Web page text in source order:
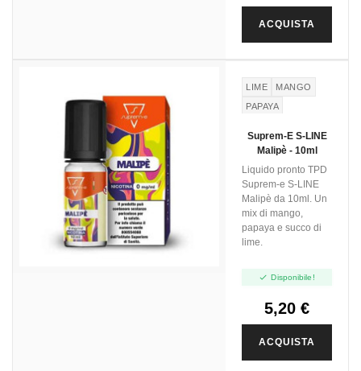
ACQUISTA
LIME
MANGO
PAPAYA
Suprem-E S-LINE
Malipè - 10ml
Liquido pronto TPD
Suprem-e S-LINE
Malipè da 10ml. Un
mix di mango,
papaya e succo di
lime.
 Disponibile!
5,20 €
ACQUISTA